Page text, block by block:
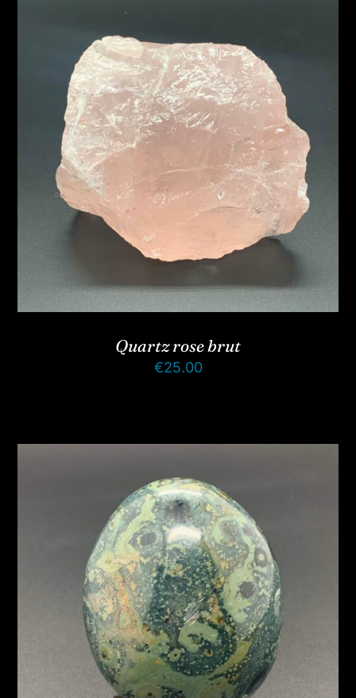
Quartz rose brut
€25.00